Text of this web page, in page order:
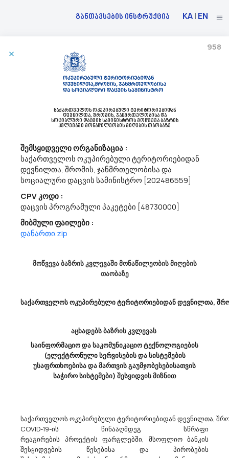
განთავსების ინსტრუქცია KA| EN
Სსიპ Კოლეჯი Აისი Აცხადებს Ბაზრის Კვლევას
71200000 - არქიტექტურული და მასთან დაკავშირებული მომსახურებები.
20/03/2023
შესყიდვის სავარაუდო ღირებულების დადგენის მიზნით
(სატენდერო წინადადების საერთო და ერთეულის ღირებულების
ბაზრის კვლევას. დაინტერესებულ პირებს გთხოვთ, არაუგვიანეს
2023 წლის 30 მარტისა წარ...
Სსიპ Საქართველოს Მუნიციპალური Განვითარების Ფონდი Აცხადებს Ბაზრის Კვლევას
მოგესალმებით, სსიპ საქართველოს მუნიციპალური
განვითარების ფონდი (ს/კ: 206074193) გეგმავს სხვადასხვა ტიპის
ავეჯის (CPV-39100000) სავარ...
მოგესალმებით, სსიპ საქართველოს მუნიციპალური
განვითარების ფონდი (ს/კ: 206074193) გეგმავს სხვადასხვა
სიმძლავრის დიზელ-გენერატორების და უწყვეტი კვების
წყაროების (CPV-31120000; CPV-31154000) შესყიდვას. შესყიდვის
საქართველოს ოკუპირებული ტერიტორიებიდან
დევნილთა, შრომის, ჯანმრთელობისა და
სოციალური დაცვის სამინისტროს მოწვევა ბაზრის
კვლევაში მონაწილეობის მიღების თაობაზე
შემსყიდველი ორგანიზაცია :
საქართველოს ოკუპირებული ტერიტორიებიდან
დევნილთა, შრომის, ჯანმრთელობისა და
სოციალური დაცვის სამინისტრო [202486559]
CPV კოდი :
დაცვის პროგრამული პაკეტები [48730000]
მიბმული ფაილები :
დანართი.zip
958
მოწვევა ბაზრის კვლევაში მონაწილეობის მიღების
თაობაზე
საქართველოს ოკუპირებული ტერიტორიებიდან დევნილთა,
აცხადებს ბაზრის კვლევას
საინფორმაციო და საკომუნიკაციო ტექნოლოგიების
(ელექტრონული სერვისების და სისტემების
უსაფრთხოებისა და მართვის გაუმჯობესებისათვის
საჭირო სისტემები) შესყიდვის მიზნით
საქართველოს ოკუპირებული ტერიტორიებიდან დევნილთა,
COVID-19-ის წინააღმდეგ სწრაფი
რეაგირების პროექტის ფარგლებში, მსოფლიო ბანკის
შესყიდვების წესებისა და პირობების